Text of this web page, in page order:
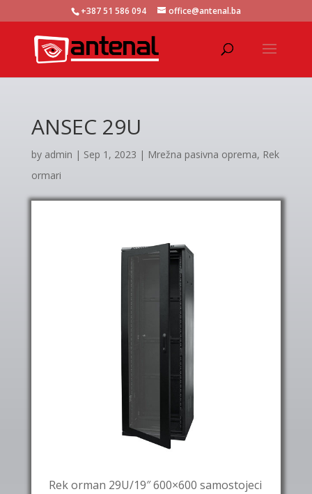
+387 51 586 094 office@antenal.ba
ANSEC 29U
by admin | Sep 1, 2023 | Mrežna pasivna oprema, Rek
ormari
Rek orman 29U/19″ 600×600 samostojeci